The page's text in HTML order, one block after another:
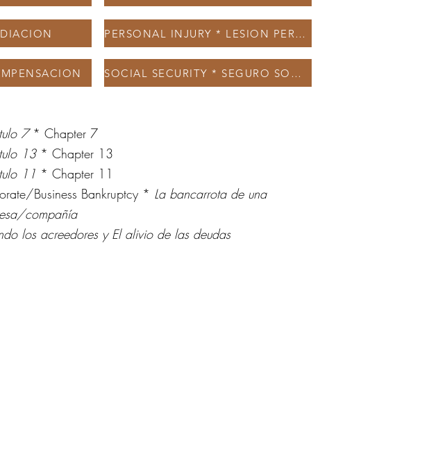
PERSONAL INJURY * LESION PERSONAL
SOCIAL SECURITY * SEGURO SOCIAL
7* Chapter 7
13* Chapter 13
11 * Chapter 11
Business Bankruptcy * La bancarrota de una
compañía
los acreedores y El alivio de las deudas